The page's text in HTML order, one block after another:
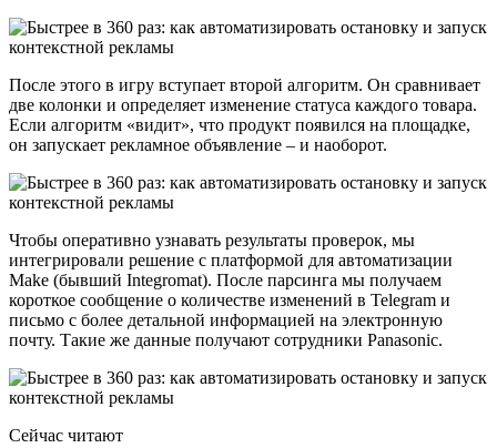
После этого в игру вступает второй алгоритм. Он сравнивает
две колонки и определяет изменение статуса каждого товара.
Если алгоритм «видит», что продукт появился на площадке,
он запускает рекламное объявление – и наоборот.
Чтобы оперативно узнавать результаты проверок, мы
интегрировали решение с платформой для автоматизации
Make (бывший Integromat). После парсинга мы получаем
короткое сообщение о количестве изменений в Telegram и
письмо с более детальной информацией на электронную
почту. Такие же данные получают сотрудники Panasonic.
Сейчас читают